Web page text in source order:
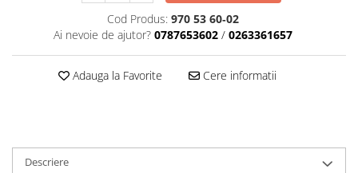
Gheara doborare
Intrerupator
Maner frana
Melc ulei
Rezervor carburant
Cod Produs: 970 53 60‑02
Ai nevoie de ajutor? 0787653602 / 0263361657
Adauga la Favorite Cere informatii
Descriere